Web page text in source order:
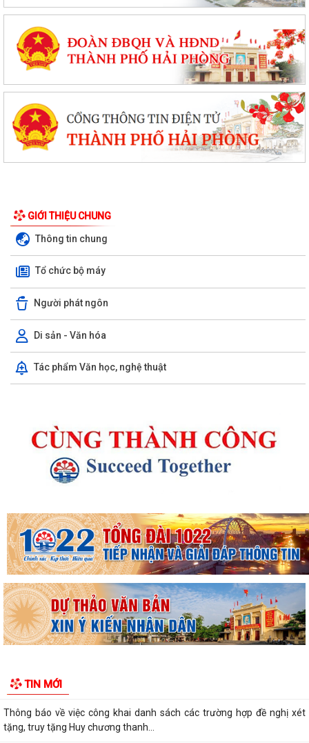
GIỚI THIỆU CHUNG
Thông tin chung
Tổ chức bộ máy
Người phát ngôn
Di sản - Văn hóa
Tác phẩm Văn học, nghệ thuật
TIN MỚI
dữ liệu chuyên ngành y tế của...
KHAI MẠC KỲ HỌP THƯỜNG LỆ GIỮA NĂM 2026 HỘI ĐỒNG NHÂN DÂN
PHƯỜNG THỦY NGUYÊN KHÓA II, NHIỆM KỲ 2026...
Thông tin báo chí về việc tổ chức cưỡng chế thu hồi đất để thực hiện
Dự án đầu tư xây dựng tuyến...
Thông báo Cưỡng chế thu hồi đất thực hiện Dự án đầu tư xây dựng
tuyến đường từ khu đô thị Bắc sông...
sở dữ liệu đất đai trên địa bàn...
Thông báo về việc công khai danh sách các trường hợp đề nghị xét
tặng, truy tặng Huy chương thanh...